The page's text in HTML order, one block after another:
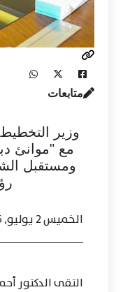
متابعات
وزير التخطيط
مع "موانئ
ومستقبل
الخميس 2 يوليو, 2026
التقى الدكتور